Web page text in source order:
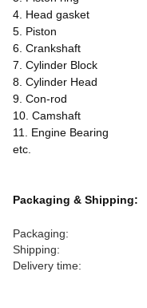
4. Head gasket
5. Piston
6. Crankshaft
7. Cylinder Block
8. Cylinder Head
9. Con-rod
10. Camshaft
11. Engine Bearing
etc.
Packaging & Shipping:
Packaging:
Shipping:
Delivery time: